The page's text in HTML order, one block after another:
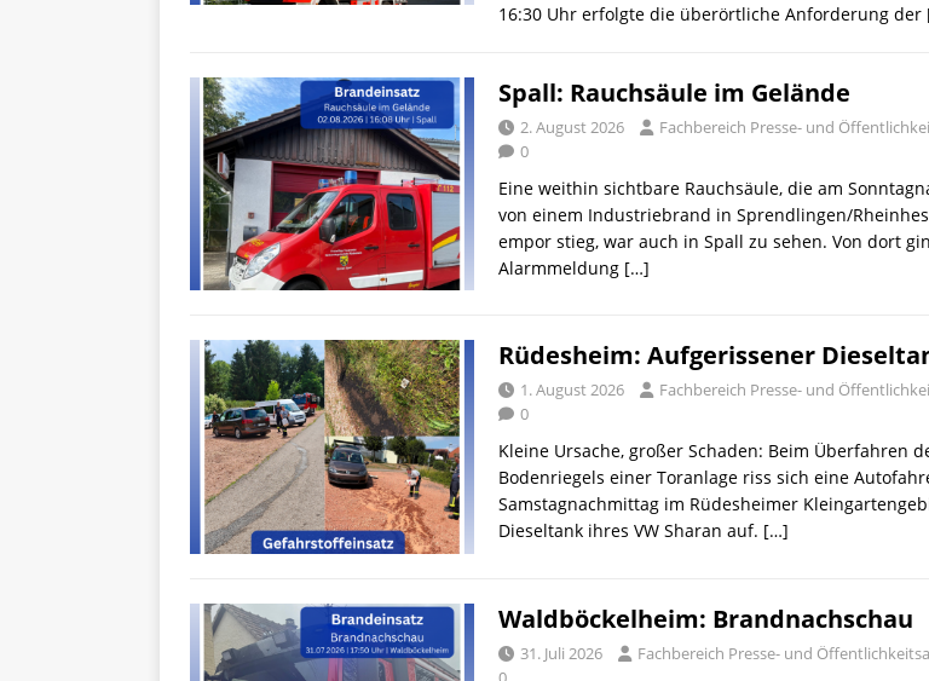
16:30 Uhr erfolgte die überörtliche Anforderung der
Spall: Rauchsäule im Gelände
2. August 2026
Fachbereich Presse- und
0
Eine weithin sichtbare Rauchsäule, die am
von einem Industriebrand in Sprendlingen/
empor stieg, war auch in Spall zu sehen. Von dort
Alarmmeldung […]
Rüdesheim: Aufgerissener
1. August 2026
Fachbereich Presse- und
0
Kleine Ursache, großer Schaden: Beim Überfahren
Bodenriegels einer Toranlage riss sich eine
Samstagnachmittag im Rüdesheimer
Dieseltank ihres VW Sharan auf. […]
Waldböckelheim: Brandnachschau
31. Juli 2026
Fachbereich Presse- und